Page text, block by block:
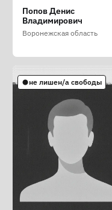
Кушнарёв Дмитрий
Сергеевич
Воронежская область
Минаков Руслан
Хизарович
Воронежская область
не лишен/а свободы
Попов Денис
Владимирович
Воронежская область
не лишен/а свободы
не лишен/а свободы